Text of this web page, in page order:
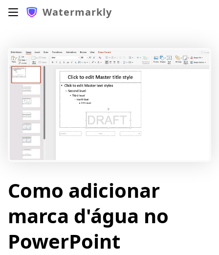
Watermarkly
Como adicionar
marca d'água no
PowerPoint